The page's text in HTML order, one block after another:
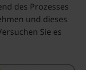
des Prozesses
und dieses
Sie es